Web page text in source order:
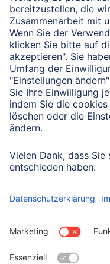
Verbleibende Zeichen: 1000
Senden
Mit Absenden des
Datenschutz